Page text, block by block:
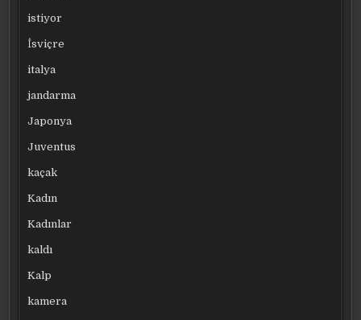
istiyor
İsviçre
italya
jandarma
Japonya
Juventus
kaçak
Kadın
Kadınlar
kaldı
Kalp
kamera